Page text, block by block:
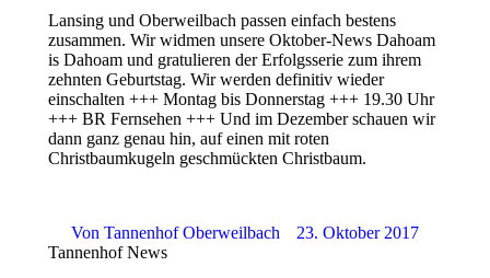
Lansing und Oberweilbach passen einfach bestens
zusammen. Wir widmen unsere Oktober-News Dahoam
is Dahoam und gratulieren der Erfolgsserie zum ihrem
zehnten Geburtstag. Wir werden definitiv wieder
einschalten +++ Montag bis Donnerstag +++ 19.30 Uhr
+++ BR Fernsehen +++ Und im Dezember schauen wir
dann ganz genau hin, auf einen mit roten
Christbaumkugeln geschmückten Christbaum.
Von Tannenhof Oberweilbach
23. Oktober 2017
Tannenhof News